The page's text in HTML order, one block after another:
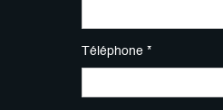
Téléphone *